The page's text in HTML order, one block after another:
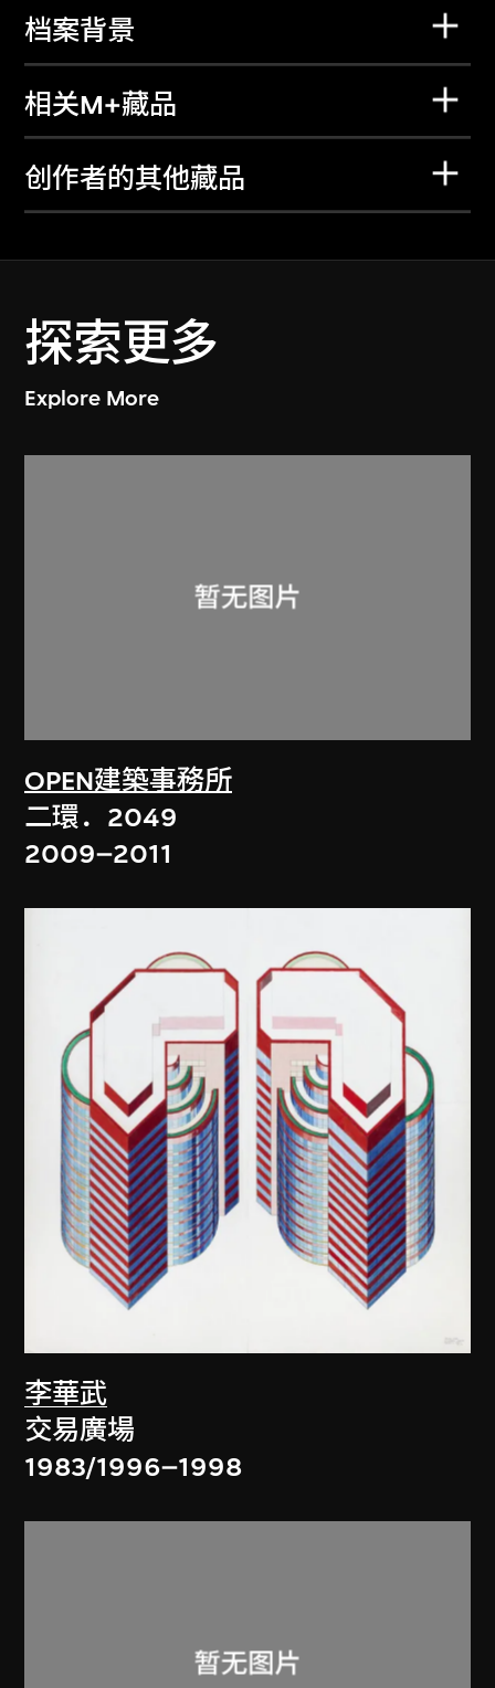
档案背景
相关M+藏品
创作者的其他藏品
探索更多
Explore More
OPEN建築事務所
二環．2049
2009–2011
李華武
交易廣場
1983/1996–1998